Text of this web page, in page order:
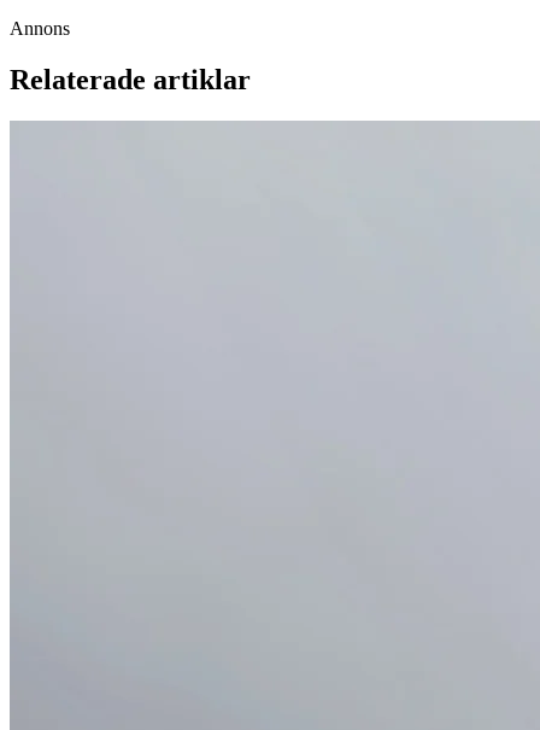
Annons
Relaterade artiklar